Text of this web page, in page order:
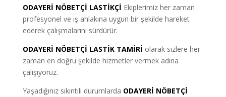
ODAYERİ NÖBETÇİ LASTİKÇİ Ekiplerimiz her zaman
profesyonel ve iş ahlakına uygun bir şekilde hareket
ederek çalışmalarını sürdürür.
ODAYERİ NÖBETÇİ LASTİK TAMİRİ olarak sizlere her
zaman en doğru şekilde hizmetler vermek adına
çalışıyoruz.
Yaşadığınız sıkıntılı durumlarda ODAYERİ NÖBETÇİ